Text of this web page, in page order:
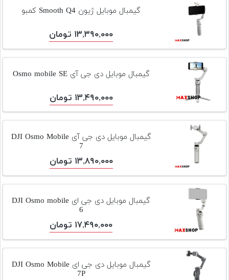
تجهیزات
افزودن
محصول
دوربین
گیمبال موبایل ژیون Smooth Q4 کمبو
۱۳,۳۹۰,۰۰۰ تومان
گیمبال موبایل دی جی آی Osmo mobile SE
۱۳,۴۹۰,۰۰۰ تومان
گیمبال موبایل دی جی آی DJI Osmo Mobile
7
۱۳,۸۹۰,۰۰۰ تومان
گیمبال موبایل دی جی ای DJI Osmo mobile
6
۱۷,۴۹۰,۰۰۰ تومان
گیمبال موبایل دی جی ای DJI Osmo Mobile
7P